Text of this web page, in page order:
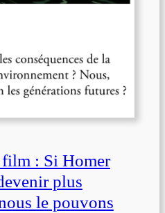
: Si Homer
plus
le pouvons